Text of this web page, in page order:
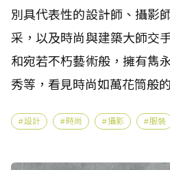
別具代表性的設計師、攝影
采，以及時尚與建築大師交
和宛若不朽藝術般，擁有雋
秀等，看見時尚如萬花筒般
設計 時尚 攝影 服裝